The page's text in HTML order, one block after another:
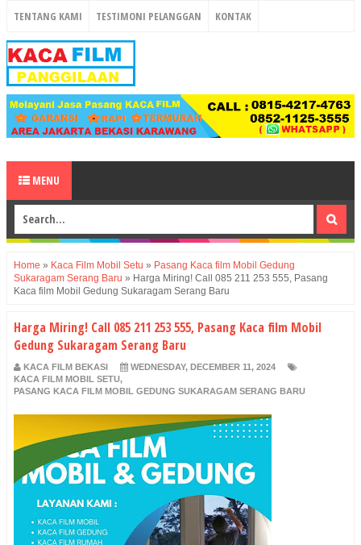
TENTANG KAMI TESTIMONI PELANGGAN KONTAK
MENU
Home » Kaca Film Mobil Setu » Pasang Kaca film Mobil Gedung
Sukaragam Serang Baru » Harga Miring! Call 085 211 253 555, Pasang
Kaca film Mobil Gedung Sukaragam Serang Baru
Harga Miring! Call 085 211 253 555, Pasang Kaca film Mobil
Gedung Sukaragam Serang Baru
KACA FILM BEKASI
WEDNESDAY, DECEMBER 11, 2024
KACA FILM MOBIL SETU,
PASANG KACA FILM MOBIL GEDUNG SUKARAGAM SERANG BARU